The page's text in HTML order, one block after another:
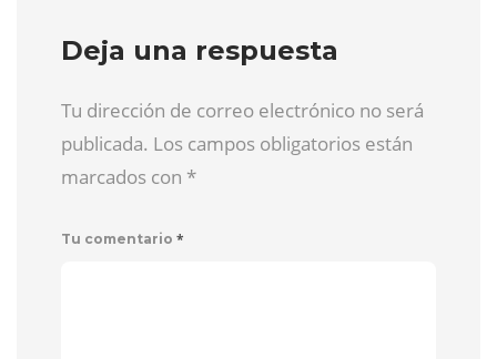
Deja una respuesta
Tu dirección de correo electrónico no será
publicada. Los campos obligatorios están
marcados con *
Tu comentario *